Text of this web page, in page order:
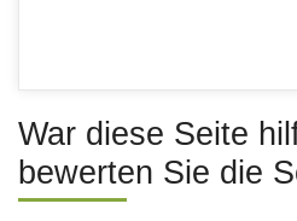
War diese Seite
bewerten Sie die